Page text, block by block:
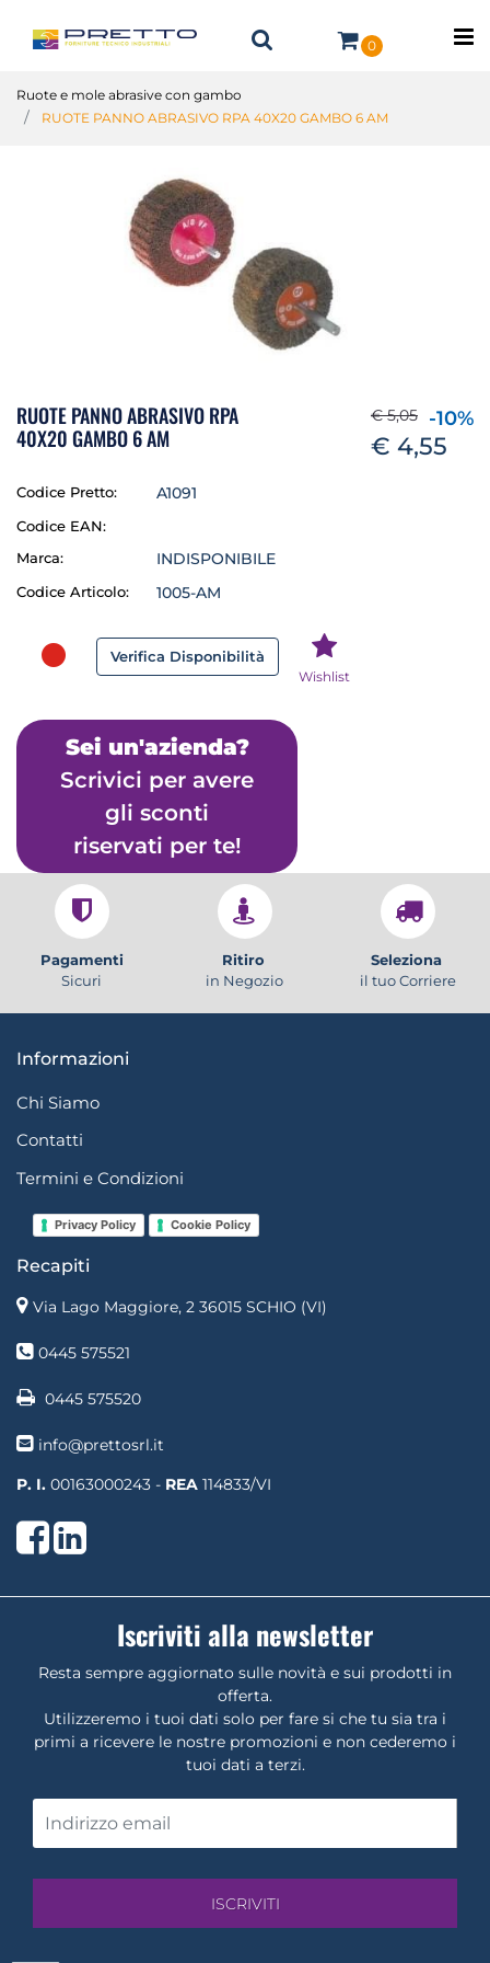
0
Ruote e mole abrasive con gambo
RUOTE PANNO ABRASIVO RPA 40X20 GAMBO 6 AM
RUOTE PANNO ABRASIVO RPA
40X20 GAMBO 6 AM
€ 5,05 -10%
€ 4,55
Codice Pretto: A1091
Codice EAN:
Marca:
INDISPONIBILE
Codice Articolo: 1005-AM
Verifica Disponibilità
Wishlist
Sei un'azienda?
Scrivici per avere
gli sconti
riservati per te!
Pagamenti
Sicuri
Ritiro
in Negozio
Seleziona
il tuo Corriere
Informazioni
Chi Siamo
Contatti
Termini e Condizioni
Privacy Policy Cookie Policy
Recapiti
Via Lago Maggiore, 2 36015 SCHIO (VI)
0445 575521
0445 575520
info@prettosrl.it
P. I. 00163000243 - REA 114833/VI
Facebook
LinkedIn
Iscriviti alla newsletter
Resta sempre aggiornato sulle novità e sui prodotti in
offerta.
Utilizzeremo i tuoi dati solo per fare si che tu sia tra i
primi a ricevere le nostre promozioni e non cederemo i
tuoi dati a terzi.